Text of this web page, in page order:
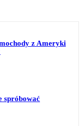
z Ameryki
spróbować